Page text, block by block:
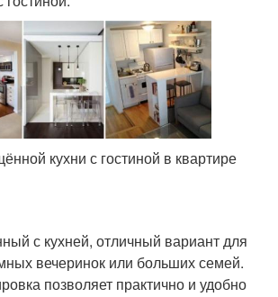
кухни с гостиной в квартире
с кухней, отличный вариант для
вечеринок или больших семей.
позволяет практично и удобно